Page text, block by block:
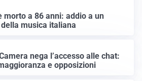
morto a 86 anni: addio a un
musica italiana
nega l’accesso alle chat:
e opposizioni